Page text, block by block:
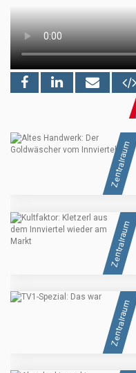
Zentralraum
Zentralraum
Zentralraum